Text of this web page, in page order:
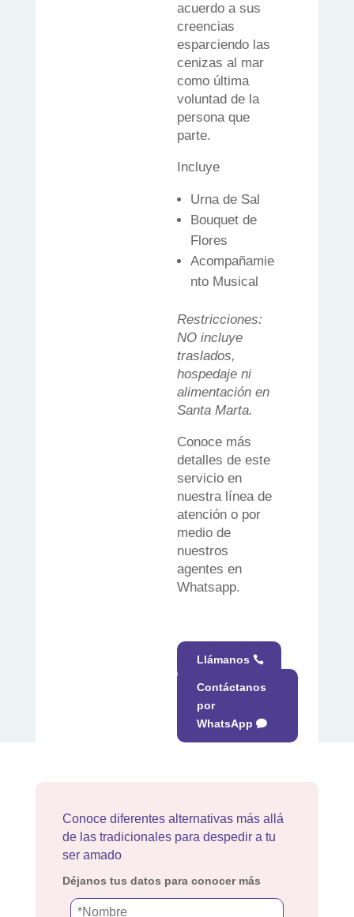
acuerdo a sus
creencias
esparciendo las
cenizas al mar
como última
voluntad de la
persona que
parte.
Incluye
Urna de Sal
Bouquet de
Flores
Acompañamie
nto Musical
Restricciones:
NO incluye
traslados,
hospedaje ni
alimentación en
Santa Marta.
Conoce más
detalles de este
servicio en
nuestra línea de
atención o por
medio de
nuestros
agentes en
Whatsapp.
Llámanos
Contáctanos
por
WhatsApp
Conoce diferentes alternativas más allá
de las tradicionales para despedir a tu
ser amado
Déjanos tus datos para conocer más